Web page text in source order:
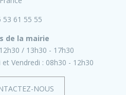
53 61 55 55
de la mairie
13h30 - 17h30
Vendredi : 08h30 - 12h30
NOUS